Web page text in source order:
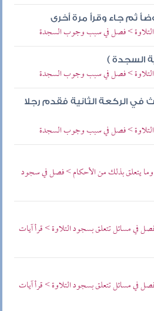
ثم جاء وقرأ مرة أخرى
التلاوة > فصل في سبب وجوب السجدة
السجدة )
التلاوة > فصل في سبب وجوب السجدة
الركعة الثانية فقدم رجلا
التلاوة > فصل في سبب وجوب السجدة
وما يتعلق بذلك من الأحكام > فصل في سجود
في مسائل تتعلق بسجود التلاوة > قرأ آيات
في مسائل تتعلق بسجود التلاوة > قرأ آيات